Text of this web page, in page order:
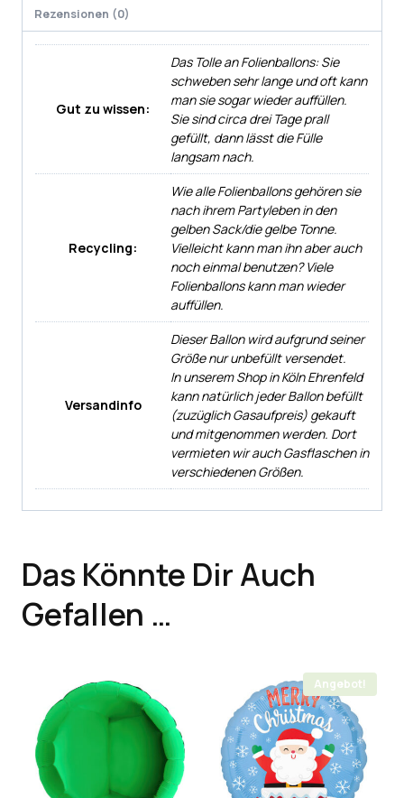
Rezensionen (0)
Gut zu wissen:
Das Tolle an Folienballons: Sie
schweben sehr lange und oft kann
man sie sogar wieder auffüllen.
Sie sind circa drei Tage prall
gefüllt, dann lässt die Fülle
langsam nach.
Recycling:
Wie alle Folienballons gehören sie
nach ihrem Partyleben in den
gelben Sack/die gelbe Tonne.
Vielleicht kann man ihn aber auch
noch einmal benutzen? Viele
Folienballons kann man wieder
auffüllen.
Versandinfo
Dieser Ballon wird aufgrund seiner
Größe nur unbefüllt versendet.
In unserem Shop in Köln Ehrenfeld
kann natürlich jeder Ballon befüllt
(zuzüglich Gasaufpreis) gekauft
und mitgenommen werden. Dort
vermieten wir auch Gasflaschen in
verschiedenen Größen.
Das Könnte Dir Auch
Gefallen …
Angebot!